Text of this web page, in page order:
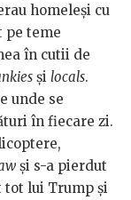
homeleşi cu
pe teme
în cutii de
şi locals.
unde se
în fiecare zi.
şi s-a pierdut
tot lui Trump şi